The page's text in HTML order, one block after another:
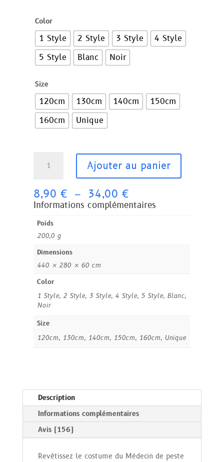
sur
5
basé
sur
notatio
ns
client
Color
1 Style 2 Style 3 Style
4 Style
5 Style
Blanc Noir
Size
120cm 130cm 140cm
150cm
160cm
Unique
médecin
de
la
peste
Ajouter au panier
8,90€ – 34,00€
de
prix :
Informations complémentaires
Poids
200,0 g
Dimensions
440 × 280 × 60 cm
Color
1 Style, 2 Style, 3 Style, 4 Style, 5 Style, Blanc,
Noir
Size
120cm, 130cm, 140cm, 150cm, 160cm, Unique
Description
Informations complémentaires
Avis (156)
Revêtissez le costume du Médecin de peste